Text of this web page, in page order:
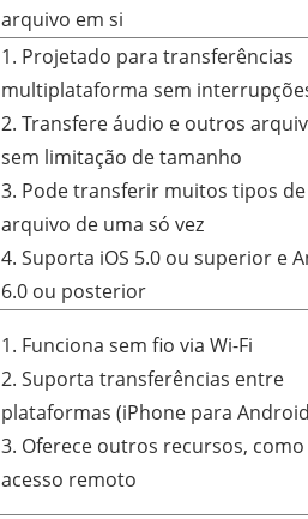
arquivo em si
1. Projetado para transferências
multiplataforma sem
2. Transfere áudio e outros
sem limitação de tamanho
3. Pode transferir muitos tipos de
arquivo de uma só vez
4. Suporta iOS 5.0 ou superior e
6.0 ou posterior
1. Funciona sem fio via Wi-Fi
2. Suporta transferências entre
plataformas (iPhone para
3. Oferece outros recursos, como
acesso remoto